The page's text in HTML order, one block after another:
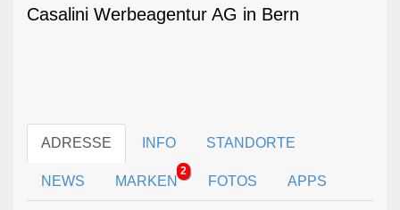
Casalini Werbeagentur AG in Bern
ADRESSE INFO STANDORTE
NEWS MARKEN
2
FOTOS APPS